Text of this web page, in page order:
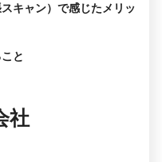
キャン）で感じたメリッ
と
社